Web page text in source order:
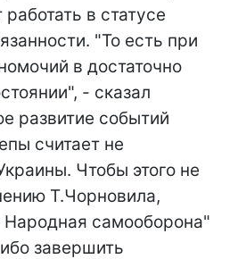
в статусе
"То есть при
в достаточно
- сказал
развитие событий
считает не
Чтобы этого не
Т.Чорновила,
самооборона"
завершить